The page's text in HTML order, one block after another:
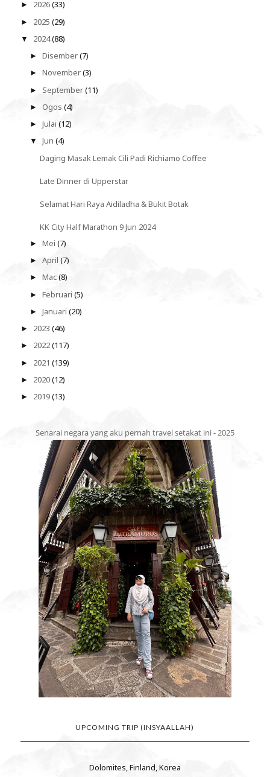
► 2026(33)
► 2025 (29)
▼ 2024(88)
►Disember(7)
►November(3)
► September(11)
►Ogos(4)
►Julai(12)
▼Jun(4)
Daging Masak Lemak Cili Padi Richiamo Coffee
Late Dinner di Upperstar
Selamat Hari Raya Aidiladha & Bukit Botak
KK City Half Marathon 9 Jun 2024
►Mei(7)
►April(7)
►Mac(8)
►Februari(5)
►Januari(20)
► 2023 (46)
► 2022(117)
► 2021 (139)
► 2020(12)
► 2019(13)
Senarai negara yang aku pernah travel setakat ini - 2025
UPCOMING TRIP (INSYAALLAH)
Dolomites, Finland, Korea